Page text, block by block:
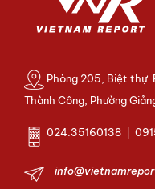
Phòng 205, Biệt thự
Thành Công, Phường
024.35160138 |